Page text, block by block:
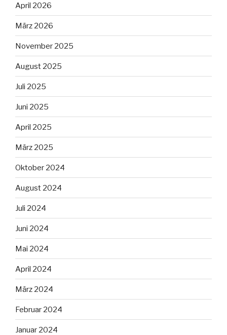
April 2026
März 2026
November 2025
August 2025
Juli 2025
Juni 2025
April 2025
März 2025
Oktober 2024
August 2024
Juli 2024
Juni 2024
Mai 2024
April 2024
März 2024
Februar 2024
Januar 2024